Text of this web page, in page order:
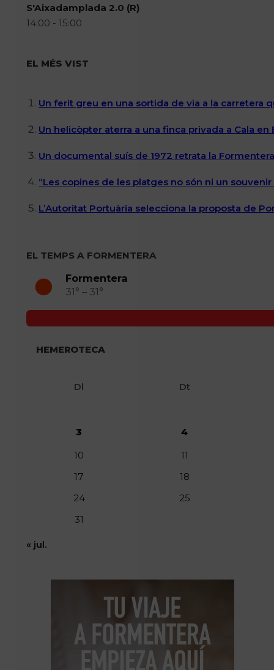
S'Aixadamplada 2.0 (R)
14:00 - 15:00
EL MÉS VIST
Un ferit greu en una sortida de via a la carretera
Un helicòpter aterra a una finca privada a Cala
Un documental suís de 1972 retrata la
“Les copines de les platges no són ni un
L’Autoritat Portuària selecciona la proposta de
EL TEMPS A FORMENTERA
Formentera
31° – 31°
HEMEROTECA
Dl Dt
3
4
10
11
17
18
24
25
31
« jul.